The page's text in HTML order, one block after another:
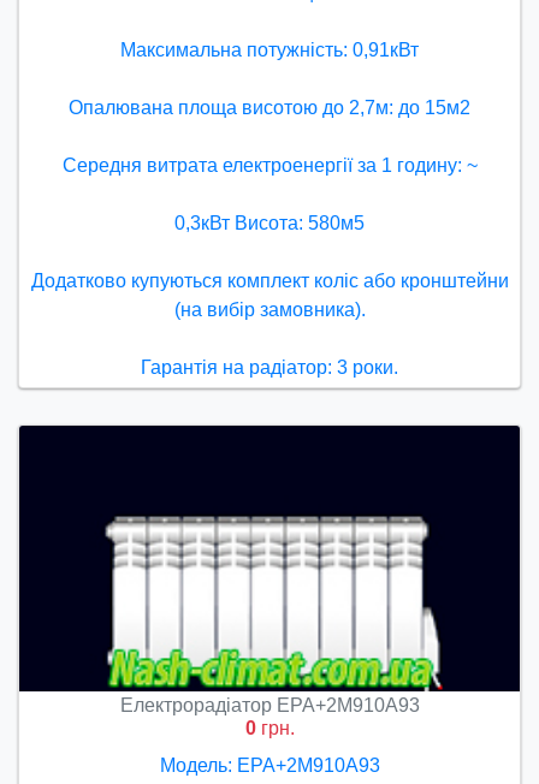
Максимальна потужність: 0,91кВт
Опалювана площа висотою до 2,7м: до 15м2
Середня витрата електроенергії за 1 годину: ~
0,3кВт Висота: 580м5
Додатково купуються комплект коліс або кронштейни
(на вибір замовника).
Гарантія на радіатор: 3 роки.
Електрорадіатор ЕРА+2М910А93
0грн.
Модель: ЕРА+2М910А93